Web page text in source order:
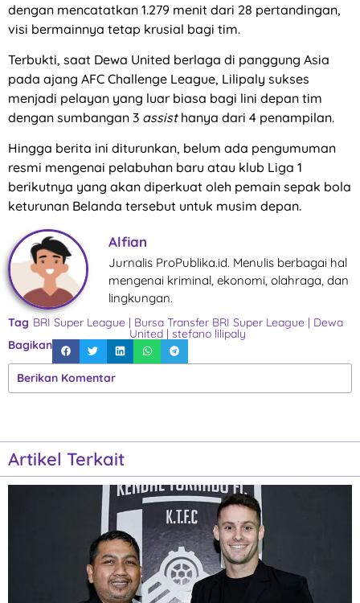
dengan mencatatkan 1.279 menit dari 28 pertandingan,
visi bermainnya tetap krusial bagi tim.
Terbukti, saat Dewa United berlaga di panggung Asia
pada ajang AFC Challenge League, Lilipaly sukses
menjadi pelayan yang luar biasa bagi lini depan tim
dengan sumbangan 3 assisthanya dari 4 penampilan.
Hingga berita ini diturunkan, belum ada pengumuman
resmi mengenai pelabuhan baru atau klub Liga 1
berikutnya yang akan diperkuat oleh pemain sepak bola
keturunan Belanda tersebut untuk musim depan.
Alfian
Jurnalis ProPublika.id. Menulis berbagai hal
mengenai kriminal, ekonomi, olahraga, dan
lingkungan.
Tag BRI Super League| Bursa Transfer BRI Super League| Dewa
United |stefano lilipaly
Bagikan
Berikan Komentar
Artikel Terkait